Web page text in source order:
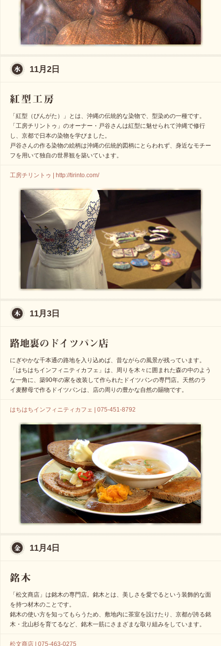
11月2日
「紅型（びんがた）」とは、沖縄の伝統的な染物で、型染めの一種です。
「工房チリントゥ」のオーナー・戸谷さんは紅型に魅せられて沖縄で修行
し、京都で日本の染物を学びました。
戸谷さんの作る染物の絵柄は沖縄の伝統的図柄にとらわれず、身近なモチー
フを用いて独自の世界観を築いています。
工房チリントゥ | http://tirinto.com/
11月3日
にぎやかな千本通の路地を入り込めば、昔ながらの風景が残っています。
「はちはちインフィニティカフェ」は、周りを木々に囲まれた森の中のよう
な一角に、築90年の家を改装して作られたドイツパンの専門店。天然のラ
イ麦酵母で作るドイツパンは、店の周りの豊かな自然の賜物です。
はちはちインフィニティカフェ | 075-451-8792
11月4日
「松文商店」は銘木の専門店。銘木とは、美しさを愛でるという装飾的な面
を持つ材木のことです。
銘木の使い方を知ってもらうため、敷地内に茶室を設けたり、京都が誇る銘
木・北山杉を育てるなど、銘木一筋にさまざまな取り組みをしています。
松文商店 | 075-463-0275